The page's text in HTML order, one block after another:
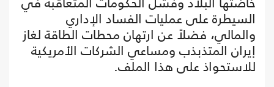
السيطرة على عمليات الفساد الإداري
والمالي، فضلاً عن ارتهان محطات الطاقة لغاز
إيران المتذبذب ومساعي الشركات الأمريكية
للاستحواذ على هذا الملف.